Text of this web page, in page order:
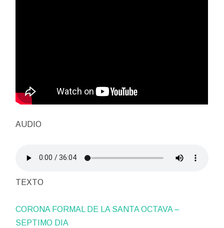
AUDIO
TEXTO
CORONA FORMAL DE LA SANTA OCTAVA –
SEPTIMO DIA